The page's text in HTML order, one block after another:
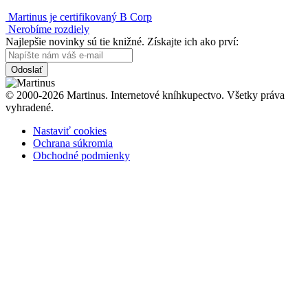
Martinus je certifikovaný B Corp
Nerobíme rozdiely
Najlepšie novinky sú tie knižné. Získajte ich ako prví:
Odoslať
© 2000-2026 Martinus. Internetové kníhkupectvo. Všetky práva
vyhradené.
Nastaviť cookies
Ochrana súkromia
Obchodné podmienky